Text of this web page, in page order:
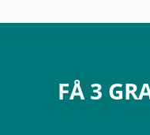
FÅ 3